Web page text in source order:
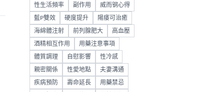
性生活頻率 副作用 威而钢心得
藍P雙效 硬度提升 陽痿可治癒
海綿體注射 前列腺肥大 高血壓
酒精相互作用 用藥注意事項
體質調理 自慰影響 性冷感
親密關係 性愛地點 夫妻溝通
疾病預防 壽命延長 用藥禁忌